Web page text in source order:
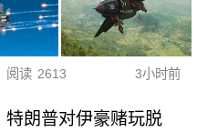
阅读 2613 3小时前
特朗普对伊豪赌玩脱